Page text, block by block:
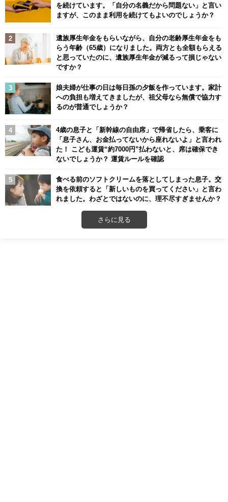
を続けています。「自分の名義だから問題ない」と言い
ますが、このまま利用を続けてもよいのでしょうか？
遺族厚生年金をもらいながら、自分の老齢厚生年金をも
らう年齢（65歳）になりました。両方とも全額もらえる
と思っていたのに、遺族厚生年金が減るって損じゃない
ですか？
娘夫婦が仕事の日は毎日孫の夕飯を作っています。家計
への負担も増えてきましたが、祖父母なら無償で協力す
るのが普通でしょうか？
4歳の息子と「新幹線の自由席」で帰省したら、乗客に
「息子さん、お金払ってないから座れないよ」と言われ
た！ こども運賃“約7000円”払わないと、席は確保でき
ないでしょうか？ 運賃ルールを確認
食べる前のソフトクリームを落としてしまった息子。交
換を依頼すると「新しいものを買ってください」と言わ
れました。わざとではないのに、理不尽すぎませんか？
さらに見る